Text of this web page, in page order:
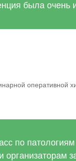
была очень
оперативной
по
организаторам